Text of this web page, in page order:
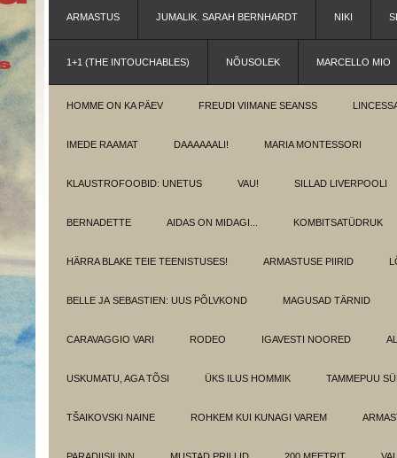
ARMASTUS JUMALIK. SARAH BERNHARDT NIKI
1+1 (THE INTOUCHABLES) NÕUSOLEK MARCELLO MIO
HOMME ON KA PÄEV FREUDI VIIMANE SEANSS
IMEDE RAAMAT DAAAAAALI! MARIA MONTESSORI
KLAUSTROFOOBID: UNETUS VAU! SILLAD LIVERPOOLI
BERNADETTE AIDAS ON MIDAGI... KOMBITSATÜDRUK
HÄRRA BLAKE TEIE TEENISTUSES! ARMASTUSE PIIRID
BELLE JA SEBASTIEN: UUS PÕLVKOND MAGUSAD TÄRNID
CARAVAGGIO VARI RODEO IGAVESTI NOORED
USKUMATU, AGA TÕSI ÜKS ILUS HOMMIK TAMMEPUU
TŠAIKOVSKI NAINE ROHKEM KUI KUNAGI VAREM